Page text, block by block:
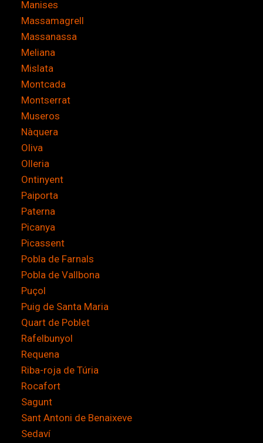
Manises
Massamagrell
Massanassa
Meliana
Mislata
Montcada
Montserrat
Museros
Nàquera
Oliva
Olleria
Ontinyent
Paiporta
Paterna
Picanya
Picassent
Pobla de Farnals
Pobla de Vallbona
Puçol
Puig de Santa Maria
Quart de Poblet
Rafelbunyol
Requena
Riba-roja de Túria
Rocafort
Sagunt
Sant Antoni de Benaixeve
Sedaví